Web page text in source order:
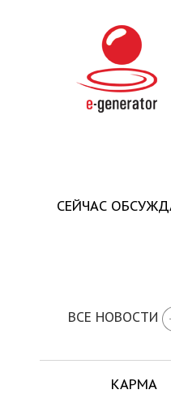
СЕЙЧАС
ВСЕ НОВОСТИ
КАРМА